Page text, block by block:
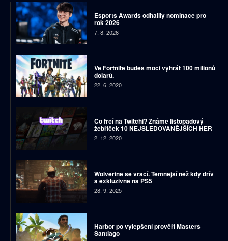
Esports Awards odhalily nominace pro
rok 2026
7. 8. 2026
Ve Fortnite budeš moci vyhrát 100 milionů
dolarů.
22. 6. 2020
Co frčí na Twitchi? Známe listopadový
žebříček 10 NEJSLEDOVANĚJŠÍCH HER
2. 12. 2020
Wolverine se vrací. Temnější než kdy dřív
a exkluzivně na PS5
28. 9. 2025
Harbor po vylepšení prověří Masters
Santiago